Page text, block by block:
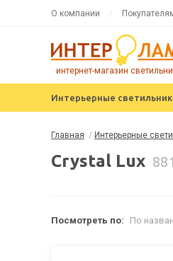
О компании
интернет-магазин
Интерьерные
Главная / Интерьерные
Crystal Lux
Посмотреть по: По